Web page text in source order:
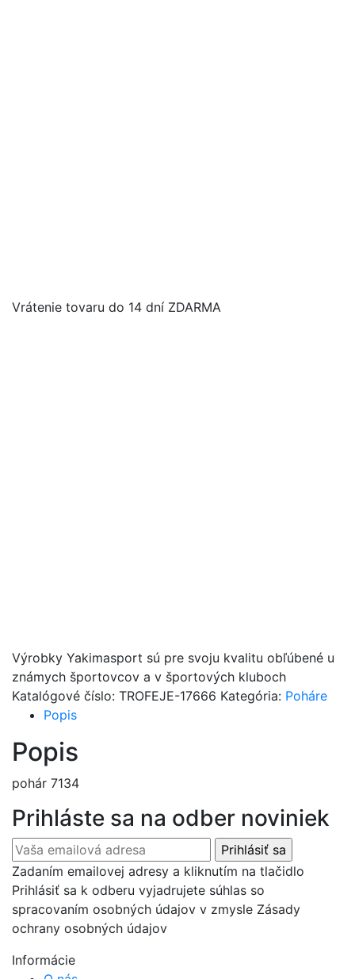
Vrátenie tovaru do 14 dní ZDARMA
Výrobky Yakimasport sú pre svoju kvalitu obľúbené u
známych športovcov a v športových kluboch
Katalógové číslo: TROFEJE-17666 Kategória: Poháre
Popis
Popis
pohár 7134
Prihláste sa na odber noviniek
Zadaním emailovej adresy a kliknutím na tlačidlo
Prihlásiť sa k odberu vyjadrujete súhlas so
spracovaním osobných údajov v zmysle Zásady
ochrany osobných údajov
Informácie